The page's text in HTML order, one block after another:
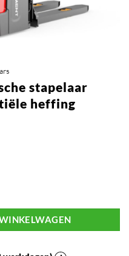
stapelaar
heffing
kg (5m) Met initiële heffing